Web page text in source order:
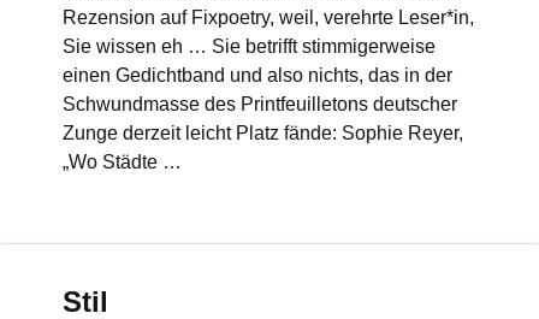
Rezension auf Fixpoetry, weil, verehrte Leser*in,
Sie wissen eh … Sie betrifft stimmigerweise
einen Gedichtband und also nichts, das in der
Schwundmasse des Printfeuilletons deutscher
Zunge derzeit leicht Platz fände: Sophie Reyer,
„Wo Städte …
Stil